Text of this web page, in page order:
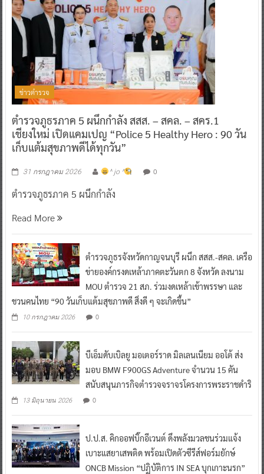
ข่าวตำรวจ
ตำรวจภูธรภาค 5 ผนึกกำลัง สสส. – สคล. – สคร.1
เชียงใหม่ เปิดแคมเปญ “Police 5 Healthy Hero : 90 วัน
เก็บแต้มสุขภาพดีได้ทุกวัน”
31 กรกฎาคม 2026 ^ jo ^ 0
ตำรวจภูธรภาค 5 ผนึกกำลัง
Read More
ตำรวจภูธรจังหวัดกาญจนบุรี ผนึก สสส.-สคล. เครือ
ข่ายองค์กรงดเหล้าภาคตะวันตก 8 จังหวัด ลงนาม
MOU ตำรวจ 21 สภ. ร่วมงดเหล้าเข้าพรรษา และ
ชวนคนไทย “90 วันเก็บแต้มสุขภาพดี สิ่งดี ๆ จะเกิดขึ้น”
10 กรกฎาคม 2026 0
บีเอ็มดับเบิลยู มอเตอร์ราด มิลเลนเนียม ออโต้ ส่ง
มอบ BMW F900GS Adventure จำนวน 15 คัน
สนับสนุนภารกิจตำรวจจราจรโครงการพระราชดำริ
13 มิถุนายน 2026 0
ป.ป.ส. คิกออฟบิ๊กอีเวนต์ ดึงพลังมวลชนร่วมแจ้ง
เบาะแสยาเสพติด พร้อมเปิดตัวซีรีส์ฟอร์มยักษ์
ONCB Mission “ปฏิบัติการ IN SEA บุกเกาะนรก”